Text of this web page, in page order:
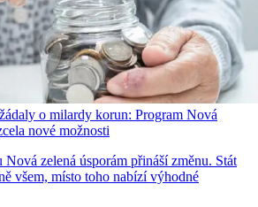
o milardy korun: Program Nová
nové možnosti
zelená úsporám přináší změnu. Stát
všem, místo toho nabízí výhodné